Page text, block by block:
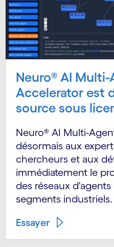
Neuro® AI
Accelerator est
source sous
Neuro® AI Multi-
désormais aux
chercheurs et aux
immédiatement le
des réseaux
segments industriels.
Essayer